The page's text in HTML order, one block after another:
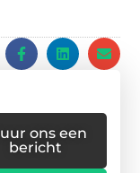
ons een
bericht